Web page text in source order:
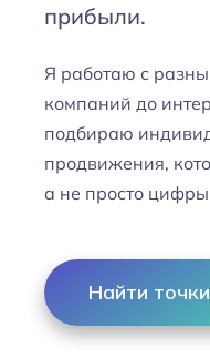
прибыли.
Я работаю с
компаний до
подбираю
продвижения,
а не просто цифры
Найти